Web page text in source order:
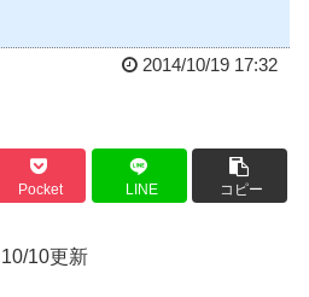
2014/10/19 17:32
Pocket LINE コピー
10更新